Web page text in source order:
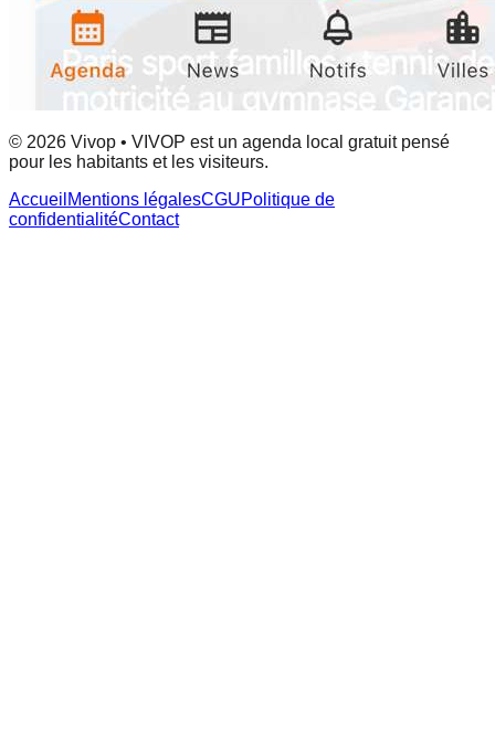
© 2026 Vivop • VIVOP est un agenda local gratuit pensé
pour les habitants et les visiteurs.
Accueil Mentions légalesCGUPolitique de
confidentialitéContact